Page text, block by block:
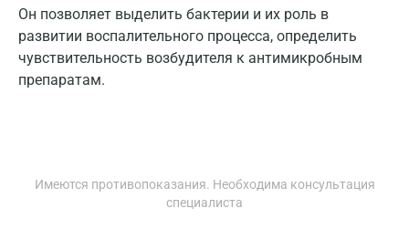
Он позволяет выделить бактерии и их роль в
развитии воспалительного процесса, определить
чувствительность возбудителя к антимикробным
препаратам.
Королев
Кострома
Котельники
Красноярск
Имеются противопоказания. Необходима консультация
специалиста